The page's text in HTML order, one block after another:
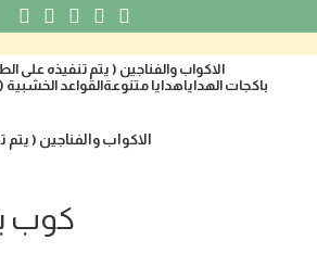
الاكواب والفناجين ( يتم تنفيذه على
القواعدهدايا متنوعة
الاكواب والفناجين (
كوب